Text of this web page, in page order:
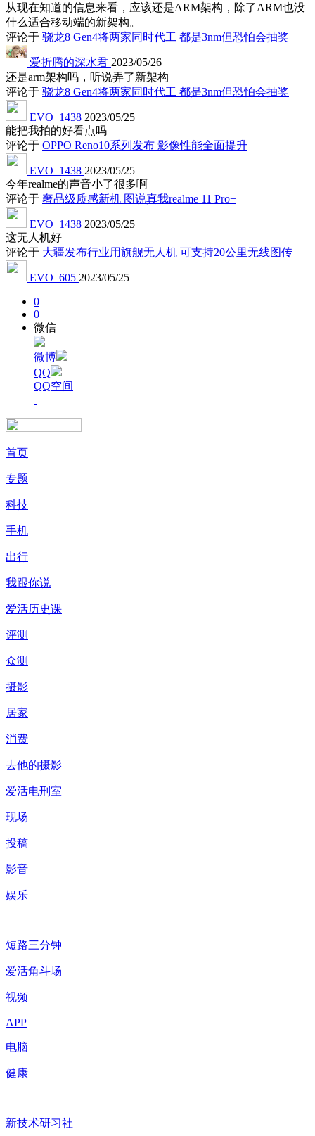
从现在知道的信息来看，应该还是ARM架构，除了ARM也没
什么适合移动端的新架构。
评论于 骁龙8 Gen4将两家同时代工 都是3nm但恐怕会抽奖
爱折腾的深水君 2023/05/26
还是arm架构吗，听说弄了新架构
评论于 骁龙8 Gen4将两家同时代工 都是3nm但恐怕会抽奖
EVO_1438 2023/05/25
能把我拍的好看点吗
评论于 OPPO Reno10系列发布 影像性能全面提升
EVO_1438 2023/05/25
今年realme的声音小了很多啊
评论于 奢品级质感新机 图说真我realme 11 Pro+
EVO_1438 2023/05/25
这无人机好
评论于 大疆发布行业用旗舰无人机 可支持20公里无线图传
EVO_605 2023/05/25
0
0
微信
微博
QQ
QQ空间
首页
专题
科技
手机
出行
我跟你说
爱活历史课
评测
众测
摄影
居家
消费
去他的摄影
爱活电刑室
现场
投稿
影音
娱乐
短路三分钟
爱活角斗场
视频
APP
电脑
健康
新技术研习社